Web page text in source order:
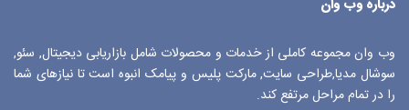
درباره وب وان
وب وان مجموعه کاملی از خدمات و محصولات شامل بازاریابی دیجیتال, سئو,
سوشال مدیا,طراحی سایت, مارکت پلیس و پیامک انبوه است تا نیازهای شما
را در تمام مراحل مرتفع کند.